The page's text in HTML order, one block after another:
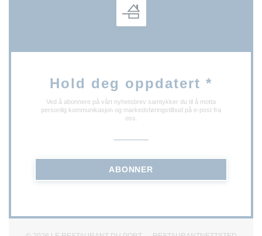
Hold deg oppdatert *
Ved å abonnere på vårt nyhetsbrev samtykker du til å motta
personlig kommunikasjon og markedsføringstilbud på e-post fra
oss.
ABONNER